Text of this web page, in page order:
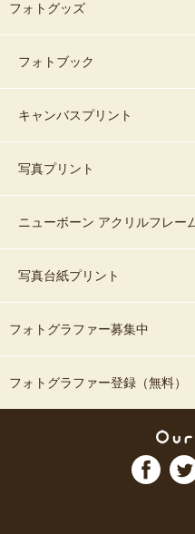
フォトグッズ
フォトブック
キャンバスプリント
写真プリント
ニューボーン アクリルフレー
写真台紙プリント
フォトグラファー募集中
フォトグラファー登録（無料）